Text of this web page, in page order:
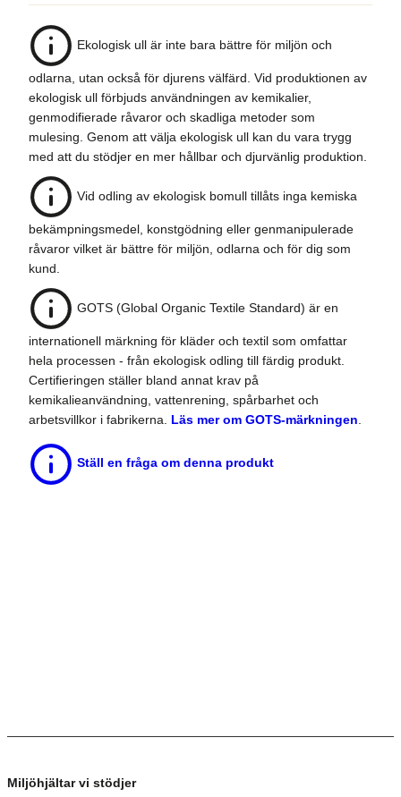
Ekologisk ull är inte bara bättre för miljön och
odlarna, utan också för djurens välfärd. Vid produktionen av
ekologisk ull förbjuds användningen av kemikalier,
genmodifierade råvaror och skadliga metoder som
mulesing. Genom att välja ekologisk ull kan du vara trygg
med att du stödjer en mer hållbar och djurvänlig produktion.
Vid odling av ekologisk bomull tillåts inga kemiska
bekämpningsmedel, konstgödning eller genmanipulerade
råvaror vilket är bättre för miljön, odlarna och för dig som
kund.
GOTS (Global Organic Textile Standard) är en
internationell märkning för kläder och textil som omfattar
hela processen - från ekologisk odling till färdig produkt.
Certifieringen ställer bland annat krav på
kemikalieanvändning, vattenrening, spårbarhet och
arbetsvillkor i fabrikerna. Läs mer om GOTS-märkningen
Ställ en fråga om denna produkt
Miljöhjältar vi stödjer